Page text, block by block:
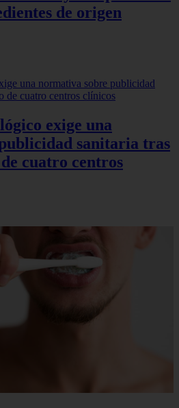
de origen
exige una
sanitaria tras
cuatro centros